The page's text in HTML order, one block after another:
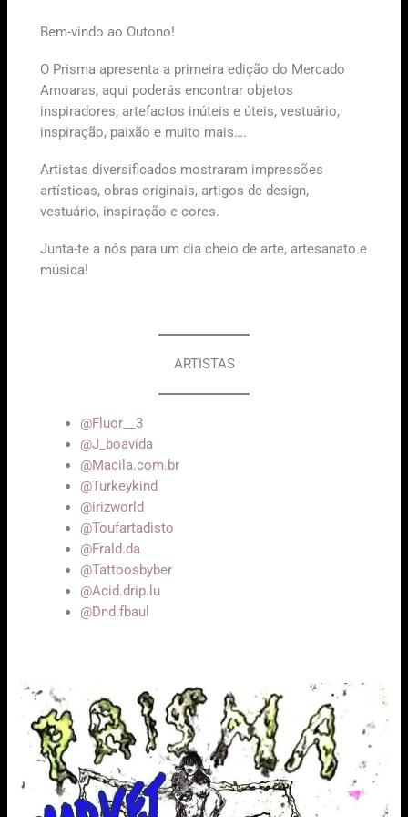
Bem-vindo ao Outono!
O Prisma apresenta a primeira edição do Mercado
Amoaras, aqui poderás encontrar objetos
inspiradores, artefactos inúteis e úteis, vestuário,
inspiração, paixão e muito mais….
Artistas diversificados mostraram impressões
artísticas, obras originais, artigos de design,
vestuário, inspiração e cores.
Junta-te a nós para um dia cheio de arte, artesanato e
música!
ARTISTAS
@Fluor__3
@J_boavida
@Macila.com.br
@Turkeykind
@irizworld
@Toufartadisto
@Frald.da
@Tattoosbyber
@Acid.drip.lu
@Dnd.fbaul